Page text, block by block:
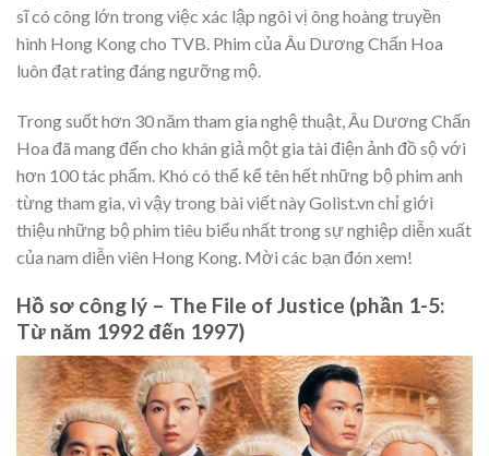
sĩ có công lớn trong việc xác lập ngôi vị ông hoàng truyền
hình Hong Kong cho TVB. Phim của Âu Dương Chấn Hoa
luôn đạt rating đáng ngưỡng mộ.
Trong suốt hơn 30 năm tham gia nghệ thuật, Âu Dương Chấn
Hoa đã mang đến cho khán giả một gia tài điện ảnh đồ sộ với
hơn 100 tác phẩm. Khó có thể kể tên hết những bộ phim anh
từng tham gia, vì vậy trong bài viết này Golist.vn chỉ giới
thiệu những bộ phim tiêu biểu nhất trong sự nghiệp diễn xuất
của nam diễn viên Hong Kong. Mời các bạn đón xem!
Hồ sơ công lý – The File of Justice (phần 1-5:
Từ năm 1992 đến 1997)